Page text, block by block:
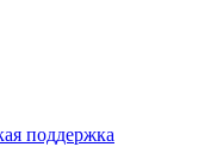
поддержка